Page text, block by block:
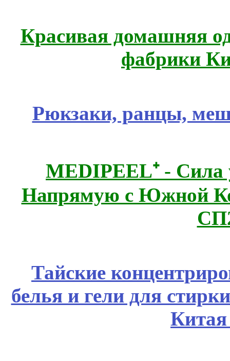
Красивая домашняя
фабрики
Рюкзаки, ранцы,
MEDIPEEL⁺ - Сила
Напрямую с Южной
Тайские
белья и гели для